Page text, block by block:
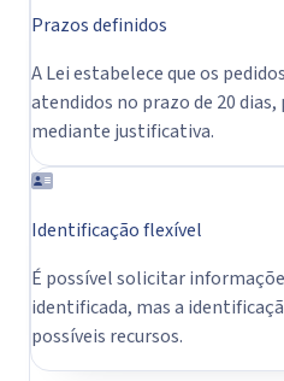
Prazos definidos
A Lei estabelece que os
atendidos no prazo de 20
mediante justificativa.
Identificação flexível
É possível solicitar
identificada, mas a
possíveis recursos.